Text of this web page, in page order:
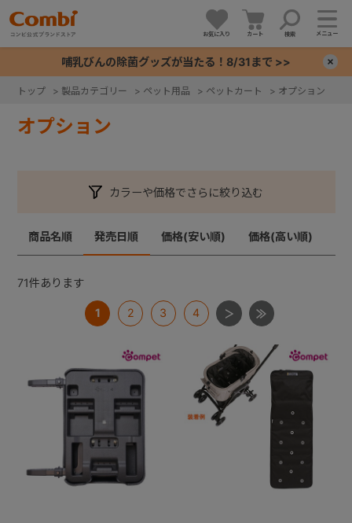
お気に入り カート 検索 メニュー
哺乳びんの除菌グッズが当たる！8/31まで >>
トップ > 製品カテゴリー > ペット用品 > ペットカート > オプション
オプション
カラーや価格でさらに絞り込む
商品名順 発売日順 価格(安い順) 価格(高い順)
71件あります
1 2 3 4